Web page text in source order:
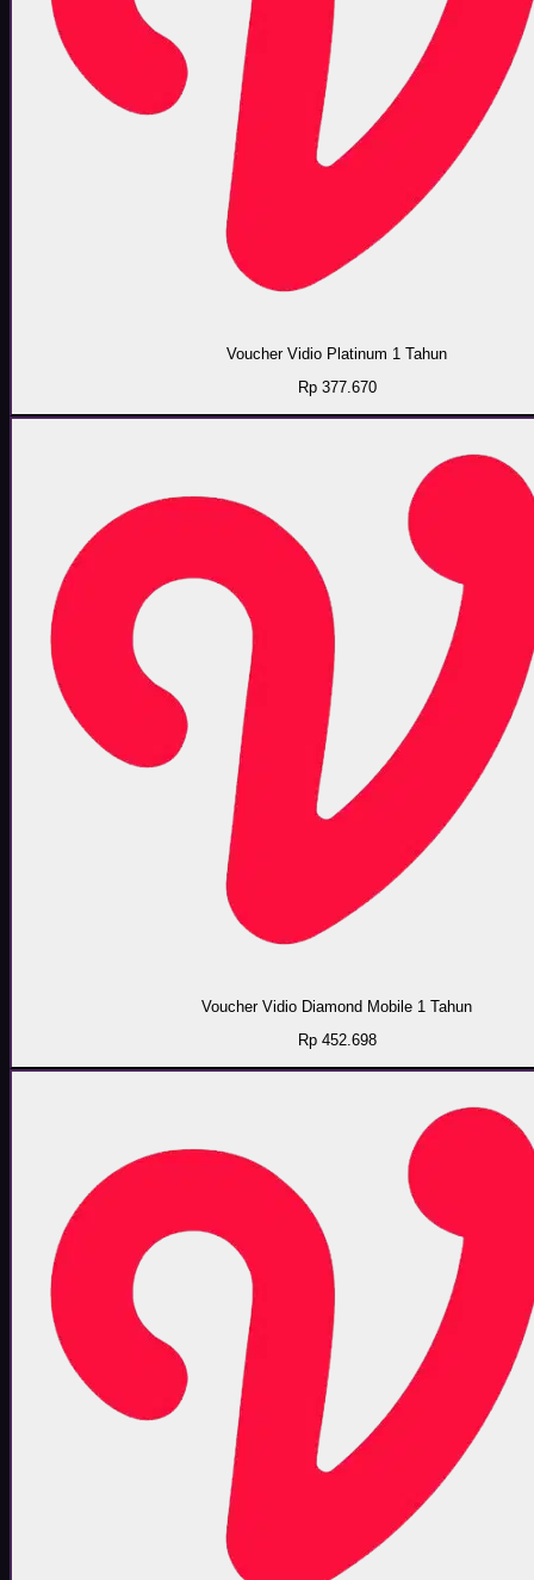
Voucher Vidio Platinum 1 Tahun
Rp 377.670
Voucher Vidio Diamond Mobile 1 Tahun
Rp 452.698